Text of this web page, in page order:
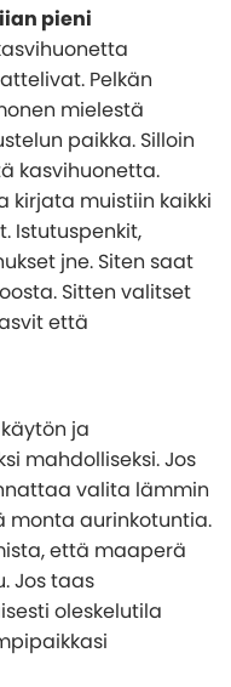
ovat fiksu
mökille uutta
altaan
ja
mökille uutta
ovat fiksu
pieni
Pelkän
mielestä
paikka. Silloin
kasvihuonetta.
kirjata muistiin kaikki
Istutuspenkit,
jne. Siten saat
Sitten valitset
että
ja
mahdolliseksi. Jos
valita lämmin
monta aurinkotuntia.
että maaperä
Jos taas
oleskelutila